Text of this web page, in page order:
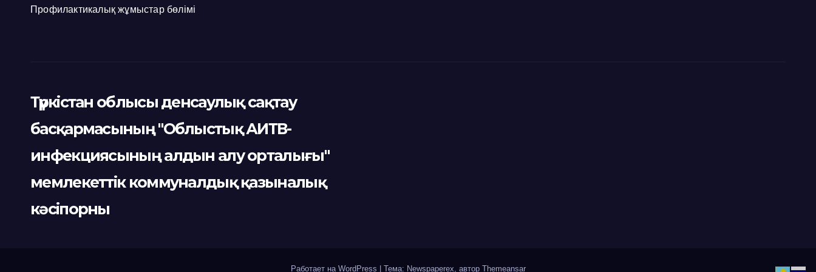
Профилактикалық жұмыстар бөлімі
Түркістан облысы денсаулық сақтау
басқармасының "Облыстық АИТВ-
инфекциясының алдын алу орталығы"
мемлекеттік коммуналдық қазыналық
кәсіпорны
Работает на WordPress Тема: Newspaperex, автор Themeansar